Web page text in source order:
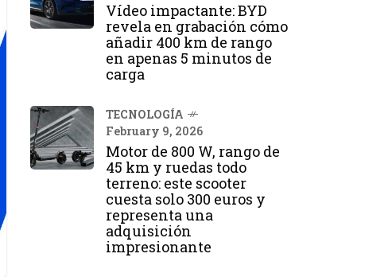
Vídeo impactante: BYD
revela en grabación cómo
añadir 400 km de rango
en apenas 5 minutos de
carga
TECNOLOGÍA
February 9, 2026
Motor de 800 W, rango de
45 km y ruedas todo
terreno: este scooter
cuesta solo 300 euros y
representa una
adquisición
impresionante